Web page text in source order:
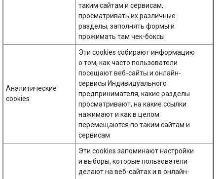
таким сайтам и сервисам,
просматривать их различные
разделы, заполнять формы и
прожимать там чек-боксы
Аналитические
cookies
Эти cookies собирают информацию
о том, как часто пользователи
посещают веб-сайты и онлайн-
сервисы Индивидуального
предпринимателя, какие разделы
просматривают, на какие ссылки
нажимают и как в целом
перемещаются по таким сайтам и
сервисам
Эти cookies запоминают настройки
и выборы, которые пользователи
делают на веб-сайтах и в онлайн-